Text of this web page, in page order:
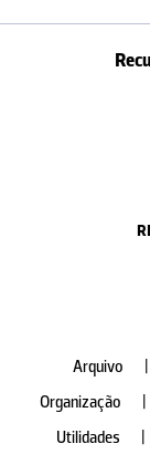
Arquivo
Organização
Utilidades